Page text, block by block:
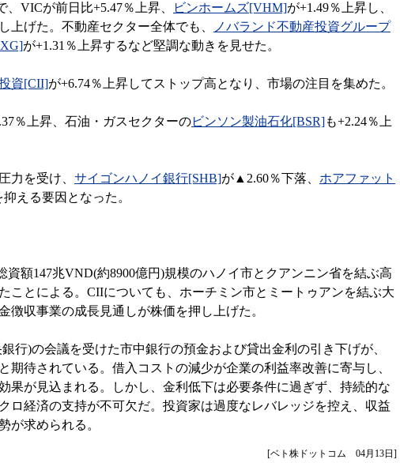
VICが前日比+5.47％上昇、 ビンホームズ[VHM]が+1.49％上昇し、
上げた。不動産セクター全体でも、
ノバランド不動産投資グループ
が+1.31％上昇するなど堅調な動きを見せた。
資[CII]が+6.74％上昇してストップ高となり、市場の注目を集めた。
％上昇、石油・ガスセクターのビンソン製油石化[BSR]も+2.24％上
力を受け、 サイゴンハノイ銀行[SHB]が▲2.60％下落、 ホアファット
える要因となった。
額147兆VND(約8900億円)規模のハノイ市とクアンニン省を結ぶ高
ことによる。CIIについても、ホーチミン市とミートゥアンを結ぶ大
収事業の成長見通しが株価を押し上げた。
行)の会議を受けた市中銀行の預金および貸出金利の引き下げが、
待されている。借入コストの減少が企業の利益率改善に寄与し、
果が見込まれる。しかし、金利低下は必要条件に過ぎず、持続的な
ロ経済の支持が不可欠だ。投資家は過度なレバレッジを控え、収益
が求められる。
[ベト株ドットコム 04月13日]